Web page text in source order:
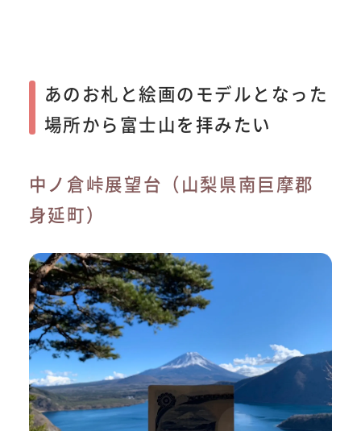
あのお札と絵画のモデルとなった
場所から富士山を拝みたい
中ノ倉峠展望台（山梨県南巨摩郡
身延町）